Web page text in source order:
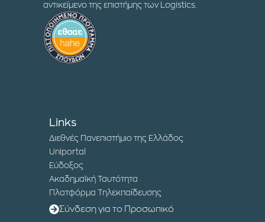
αντικείμενο της επιστήμης των Logistics.
Links
Διεθνές Πανεπιστήμιο της Ελλάδος
Uniportal
Εύδοξος
Ακαδημαϊκή Ταυτότητα
Πλατφόρμα Τηλεκπαίδευσης
Σύνδεση για το Προσωπικό